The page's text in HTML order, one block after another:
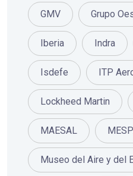
GMV Grupo
Iberia Indra
Isdefe ITP
Lockheed Martin
MAESAL
Museo del Aire y del